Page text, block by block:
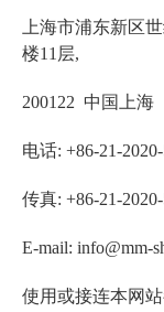
上海市浦东新区
楼11层,
200122 中国上海
电话: +86-21-
传真: +86-21-
E-mail: info@mm-
使用或接连本网